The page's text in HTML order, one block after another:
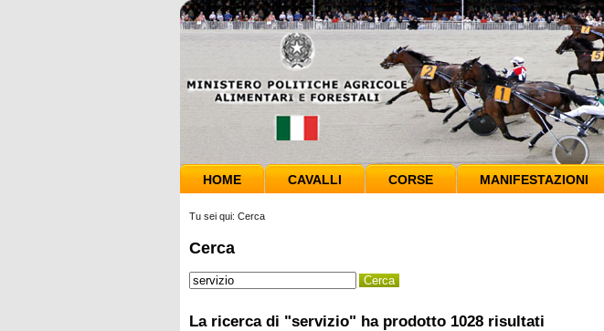
HOME CAVALLI CORSE MANIFESTAZIONI
Tu sei qui: Cerca
Cerca
La ricerca di "servizio" ha prodotto 1028 risultati